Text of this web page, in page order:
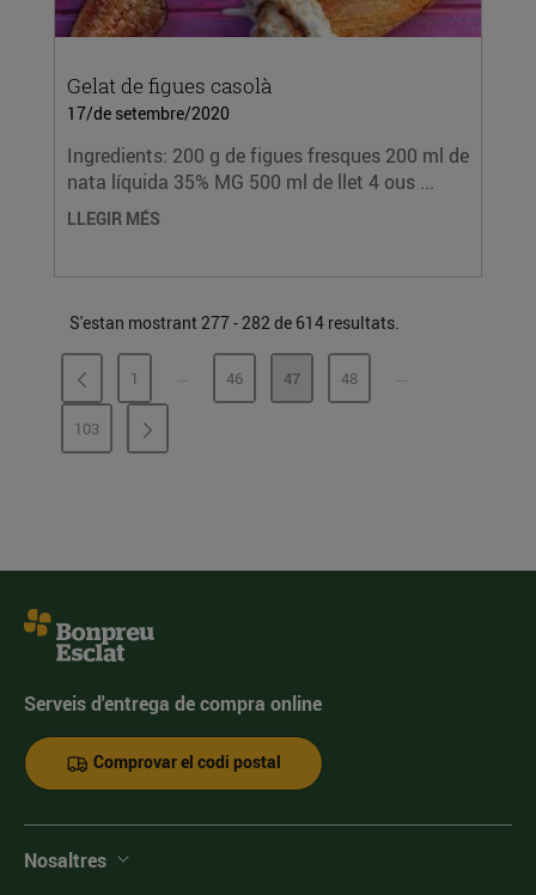
Gelat de figues casolà
17/de setembre/2020
Ingredients: 200 g de figues fresques 200 ml de
nata líquida 35% MG 500 ml de llet 4 ous ...
LLEGIR MÉS
S'estan mostrant 277 - 282 de 614 resultats.
PÀGINA
1 ...PÀGINES INTERMÈDIES
PÀGINA
46 PÀGINA
47 PÀGINA
48 ...PÀGINES
PÀGINA
103
Serveis d'entrega de compra online
Comprovar el codi postal
Nosaltres